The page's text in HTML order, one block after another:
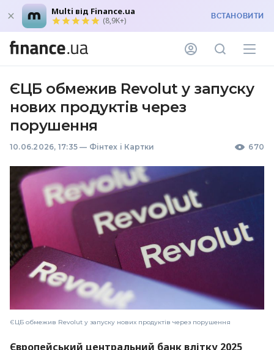
Multi від Finance.ua
(8,9K+) ВСТАНОВИТИ
ЄЦБ обмежив Revolut у запуску
нових продуктів через
порушення
10.06.2026, 17:35 — Фінтех і Картки 670
ЄЦБ обмежив Revolut у запуску нових продуктів через порушення
Європейський центральний банк влітку 2025